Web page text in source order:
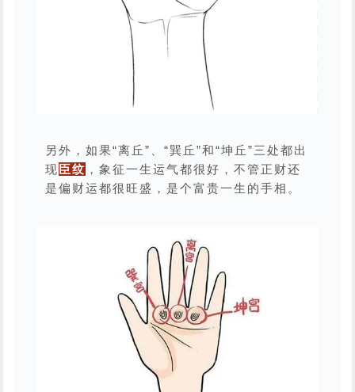
另外，如果“离丘”、“巽丘”和“坤丘”三处都出
现 臣纹 ，象征一生运气都很好，不管正财还
是偏财运都很旺盛，是个富贵一生的手相。